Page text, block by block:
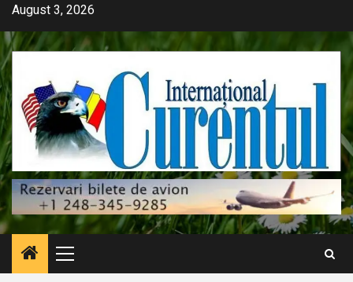
Skip
content
August 3, 2026
Primary
Menu